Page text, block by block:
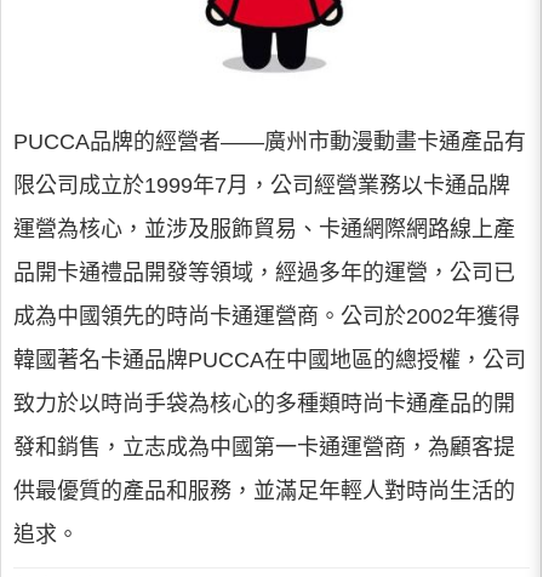
PUCCA品牌的經營者——廣州市動漫動畫卡通產品有
限公司成立於1999年7月，公司經營業務以卡通品牌
運營為核心，並涉及服飾貿易、卡通網際網路線上產
品開卡通禮品開發等領域，經過多年的運營，公司已
成為中國領先的時尚卡通運營商。公司於2002年獲得
韓國著名卡通品牌PUCCA在中國地區的總授權，公司
致力於以時尚手袋為核心的多種類時尚卡通產品的開
發和銷售，立志成為中國第一卡通運營商，為顧客提
供最優質的產品和服務，並滿足年輕人對時尚生活的
追求。